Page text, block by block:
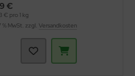
€
€ pro 1 kg
% MwSt. zzgl. Versandkosten